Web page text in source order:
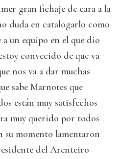
gran fichaje de cara a la
duda en catalogarlo como
un equipo en el que dio
convecido de que va
nos va a dar muchas
sabe Marnotes que
están muy satisfechos
muy querido por todos
su momento lamentaron
del Arenteiro